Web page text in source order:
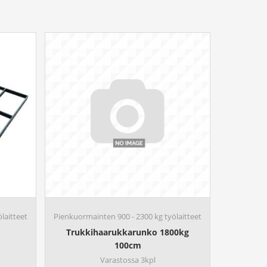
Pienkuormainten 900 - 2300 kg työlaitteet
Trukkihaarukkarunko 1800kg
100cm
Varastossa 3kpl